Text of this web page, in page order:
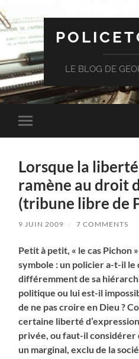
LE BLOG DE
Toggle
mobile
Lorsque la
ramène au droit
(tribune libre de
9 JUIN 2009 / 7 COMMENTS
Petit à petit, « le cas Pichon
symbole : un policier a-t-il
différemment de sa
politique ou lui est-il
de ne pas croire en Dieu ?
certaine liberté
privée, ou faut-il considérer
un marginal, exclu de la